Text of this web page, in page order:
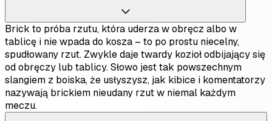
Brick to próba rzutu, która uderza w obręcz albo w
tablicę i nie wpada do kosza – to po prostu niecelny,
spudłowany rzut. Zwykle daje twardy kozioł odbijający się
od obręczy lub tablicy. Słowo jest tak powszechnym
slangiem z boiska, że usłyszysz, jak kibice i komentatorzy
nazywają brickiem nieudany rzut w niemal każdym
meczu.